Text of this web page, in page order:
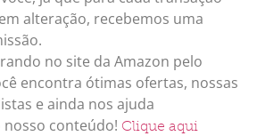
alteração, recebemos uma
no site da Amazon pelo
encontra ótimas ofertas, nossas
e ainda nos ajuda
conteúdo! Clique aqui